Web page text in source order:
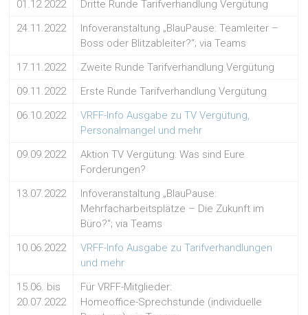
01.12.2022
Dritte Runde Tarifverhandlung Vergütung
24.11.2022
Infoveranstaltung „BlauPause: Teamleiter –
Boss oder Blitzableiter?“; via Teams
17.11.2022
Zweite Runde Tarifverhandlung Vergütung
09.11.2022
Erste Runde Tarifverhandlung Vergütung
06.10.2022
VRFF-Info Ausgabe zu TV Vergütung,
Personalmangel und mehr
09.09.2022
Aktion TV Vergütung: Was sind Eure
Forderungen?
13.07.2022
Infoveranstaltung „BlauPause:
Mehrfacharbeitsplätze – Die Zukunft im
Büro?“; via Teams
10.06.2022
VRFF-Info Ausgabe zu Tarifverhandlungen
und mehr
15.06. bis
20.07.2022
Für VRFF-Mitglieder:
Homeoffice-Sprechstunde (individuelle